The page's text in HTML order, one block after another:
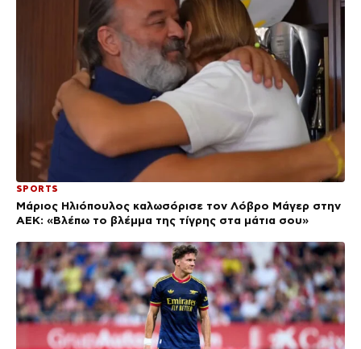
SPORTS
Μάριος Ηλιόπουλος καλωσόρισε τον Λόβρο Μάγερ στην
ΑΕΚ: «Βλέπω το βλέμμα της τίγρης στα μάτια σου»